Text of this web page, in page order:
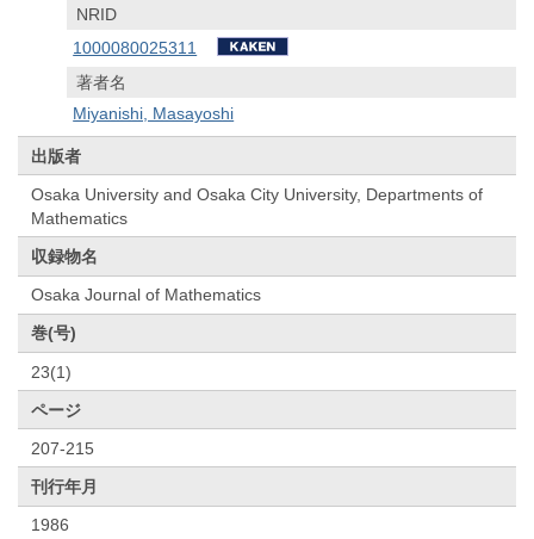
NRID
1000080025311
著者名
Miyanishi, Masayoshi
出版者
Osaka University and Osaka City University, Departments of
Mathematics
収録物名
Osaka Journal of Mathematics
巻(号)
23(1)
ページ
207-215
刊行年月
1986